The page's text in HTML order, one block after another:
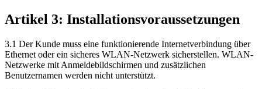
Artikel 3: Installationsvoraussetzungen
3.1 Der Kunde muss eine funktionierende Internetverbindung über
Ethernet oder ein sicheres WLAN-Netzwerk sicherstellen. WLAN-
Netzwerke mit Anmeldebildschirmen und zusätzlichen
Benutzernamen werden nicht unterstützt.